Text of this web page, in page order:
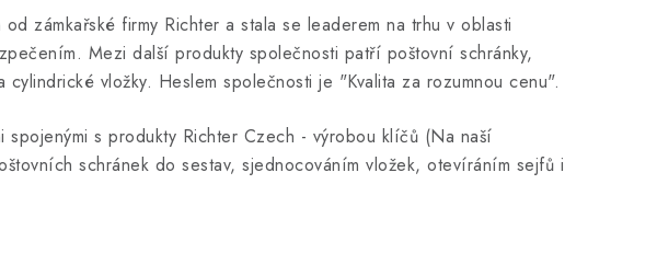
zámkařské firmy Richter a stala se leaderem na trhu v oblasti
Mezi další produkty společnosti patří poštovní schránky,
vložky. Heslem společnosti je "Kvalita za rozumnou cenu".
spojenými s produkty Richter Czech - výrobou klíčů (Na naší
schránek do sestav, sjednocováním vložek, otevíráním sejfů i